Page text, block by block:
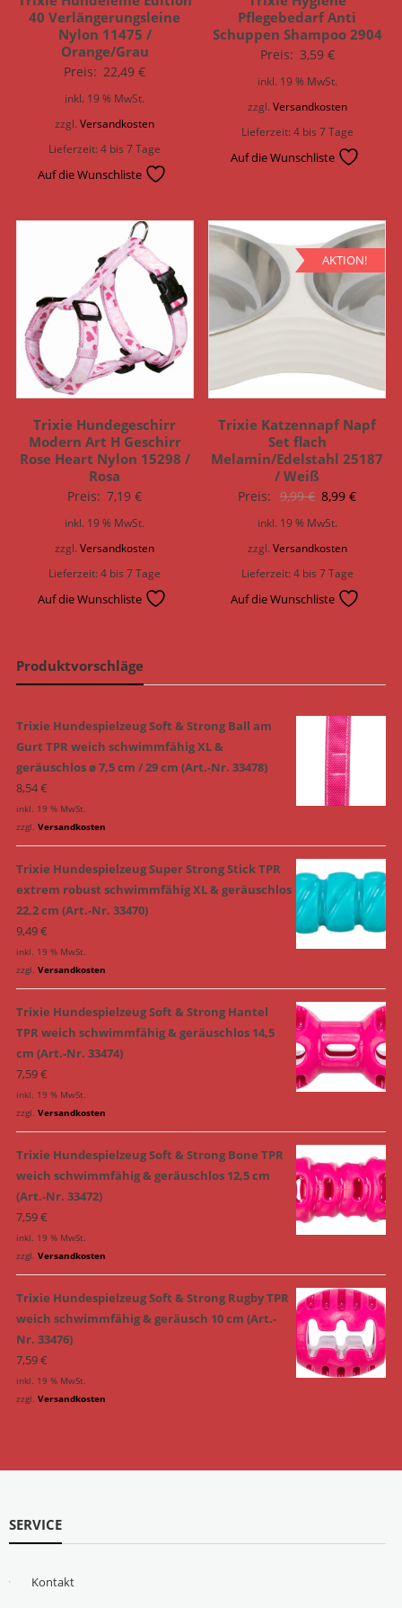
40 Verlängerungsleine
Nylon 11475 /
Orange/Grau
Preis: 22,49€
inkl. 19 % MwSt.
zzgl.Versandkosten
Lieferzeit:4 bis 7 Tage
Auf die Wunschliste
Pflegebedarf Anti
Schuppen Shampoo 2904
Preis: 3,59 €
inkl. 19 % MwSt.
zzgl. Versandkosten
Lieferzeit:4 bis 7 Tage
Auf die Wunschliste
Trixie Hundegeschirr
Modern Art H Geschirr
Rose Heart Nylon 15298 /
Rosa
Preis: 7,19€
inkl. 19 % MwSt.
zzgl.Versandkosten
Lieferzeit:4 bis 7 Tage
Auf die Wunschliste
AKTION!
Trixie Katzennapf Napf
Set flach
Melamin/Edelstahl 25187
/ Weiß
Preis: 9,99€
Preis
8,99€
inkl. 19 % MwSt.
zzgl. Versandkosten
Lieferzeit:4 bis 7 Tage
Auf die Wunschliste
Produktvorschläge
Trixie Hundespielzeug Soft & Strong Ball am
Gurt TPR weich schwimmfähig XL &
geräuschlos ø 7,5 cm / 29 cm (Art.-Nr. 33478)
8,54€
inkl. 19 % MwSt.
zzgl. Versandkosten
Trixie Hundespielzeug Super Strong Stick TPR
extrem robust schwimmfähig XL & geräuschlos
22,2 cm (Art.-Nr. 33470)
9,49€
inkl. 19 % MwSt.
zzgl. Versandkosten
Trixie Hundespielzeug Soft & Strong Hantel
TPR weich schwimmfähig & geräuschlos 14,5
cm (Art.-Nr. 33474)
7,59€
inkl. 19 % MwSt.
zzgl. Versandkosten
Trixie Hundespielzeug Soft & Strong Bone TPR
weich schwimmfähig & geräuschlos 12,5 cm
(Art.-Nr. 33472)
7,59€
inkl. 19 % MwSt.
zzgl. Versandkosten
Trixie Hundespielzeug Soft & Strong Rugby TPR
weich schwimmfähig & geräusch 10 cm (Art.-
Nr. 33476)
7,59€
inkl. 19 % MwSt.
zzgl. Versandkosten
SERVICE
Kontakt